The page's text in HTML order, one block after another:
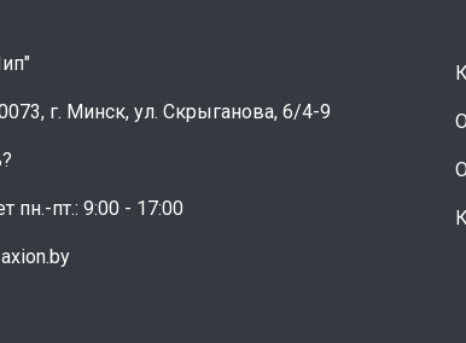
г. Минск, ул. Скрыганова, 6/4-9
пн.-пт.: 9:00 - 17:00